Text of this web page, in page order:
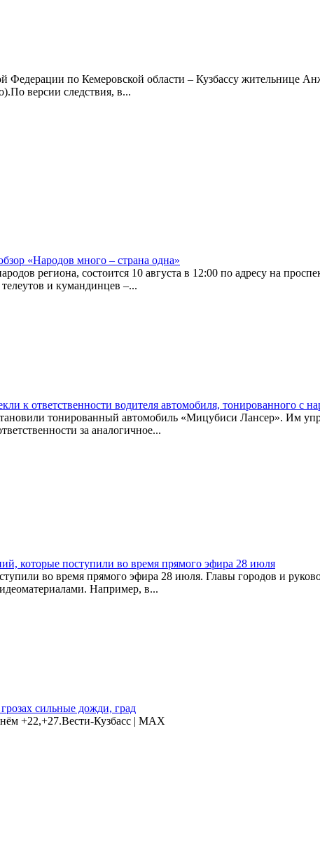
Федерации по Кемеровской области – Кузбассу жительнице
версии следствия, в...
«Народов много – страна одна»
региона, состоится 10 августа в 12:00 по адресу на
и кумандинцев –...
к ответственности водителя автомобиля, тонированного с
тонированный автомобиль «Мицубиси Лансер». Им
за аналогичное...
которые поступили во время прямого эфира 28 июля
во время прямого эфира 28 июля. Главы городов и
Например, в...
сильные дожди, град
+22,+27.Вести-Кузбасс | MAX